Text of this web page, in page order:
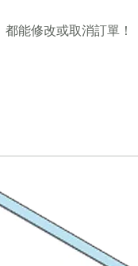
能修改或取消訂單！